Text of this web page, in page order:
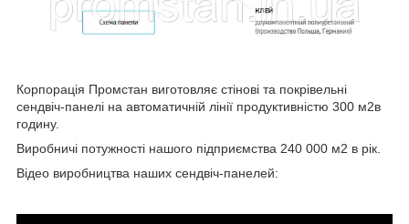
Корпорація Промстан виготовляє стінові та покрівельні
сендвіч-панелі на автоматичній лінії продуктивністю 300 м2в
годину.
Виробничі потужності нашого підприємства 240 000 м2 в рік.
Відео виробництва наших сендвіч-панелей: